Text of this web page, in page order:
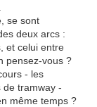
se sont
deux arcs :
et celui entre
pensez-vous ?
- les
de tramway -
même temps ?